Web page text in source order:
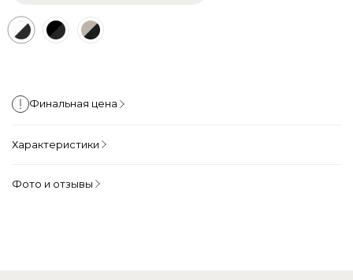
Финальная цена
Характеристики
Фото и отзывы